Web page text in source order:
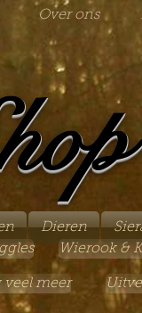
Over ons
Dieren
Wierook &
veel meer